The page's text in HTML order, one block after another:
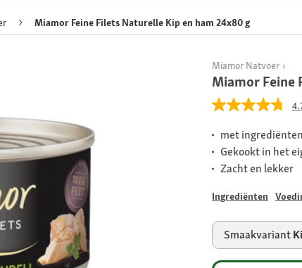
Miamor Feine Filets Naturelle Kip en ham 24x80 g
Miamor Natvoer
Miamor Feine
met
Gekookt in het
Zacht en lekker
Ingrediënten
Smaakvariant